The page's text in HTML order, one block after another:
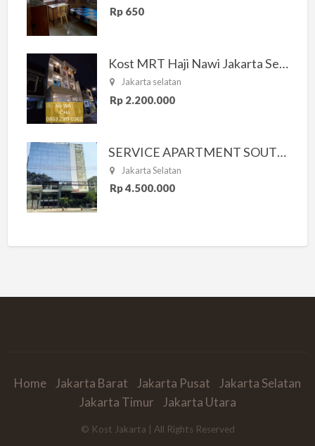
Rp 650
Kost MRT Haji Nawi Jakarta Selatan
Jakarta selatan
Rp 2.200.000
SERVICE APARTMENT SOUTH RESIDENCE
Jakarta Selatan
Rp 4.500.000
Home Jakarta Barat Jakarta Pusat
Jakarta Selatan
Jakarta Timur
Jakarta Utara
© Kost Jakarta | All Rights Reserved